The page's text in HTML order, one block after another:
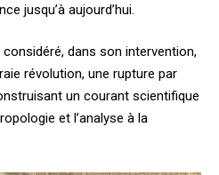
jusqu’à aujourd’hui.
dans son intervention,
révolution, une rupture par
un courant scientifique
et l’analyse à la